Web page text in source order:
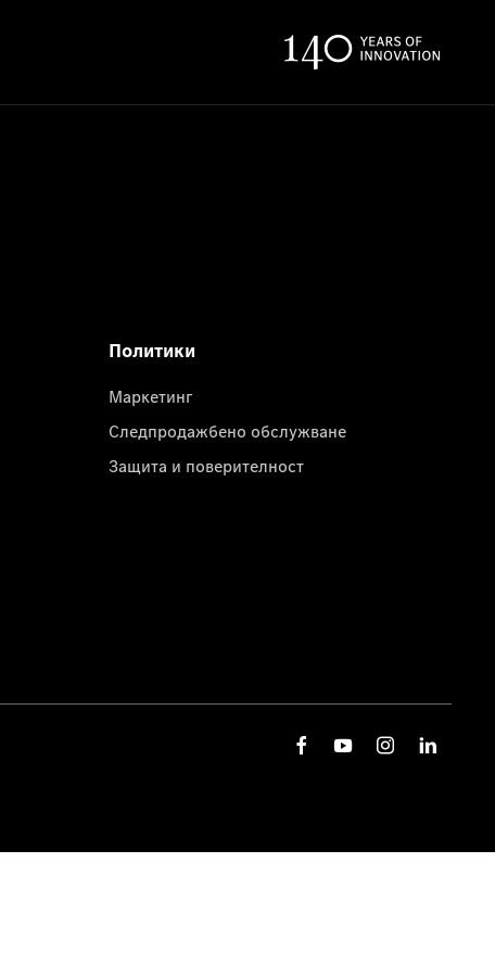
Политики
Маркетинг
Следпродажбено обслужване
Защита и поверителност